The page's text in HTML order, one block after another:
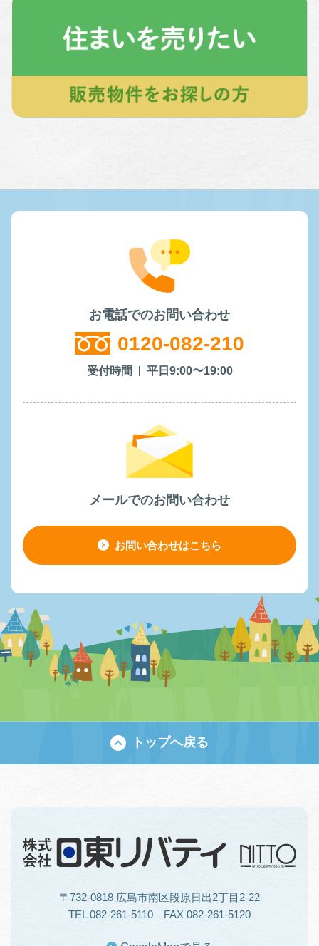
お電話でのお問い合わせ
0120-082-210
受付時間 平日9:00〜19:00
メールでのお問い合わせ
お問い合わせはこちら
トップへ戻る
〒732-0818 広島市南区段原日出2丁目2-22
TEL 082-261-5110 FAX 082-261-5120